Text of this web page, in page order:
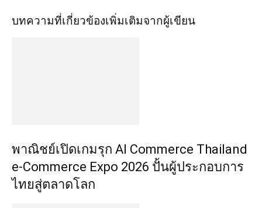
บทความที่เกี่ยวข้องเพิ่มเติมจากผู้เขียน
พาณิชย์เปิดเกมรุก AI Commerce Thailand
e-Commerce Expo 2026 ปั้นผู้ประกอบการ
ไทยสู่ตลาดโลก